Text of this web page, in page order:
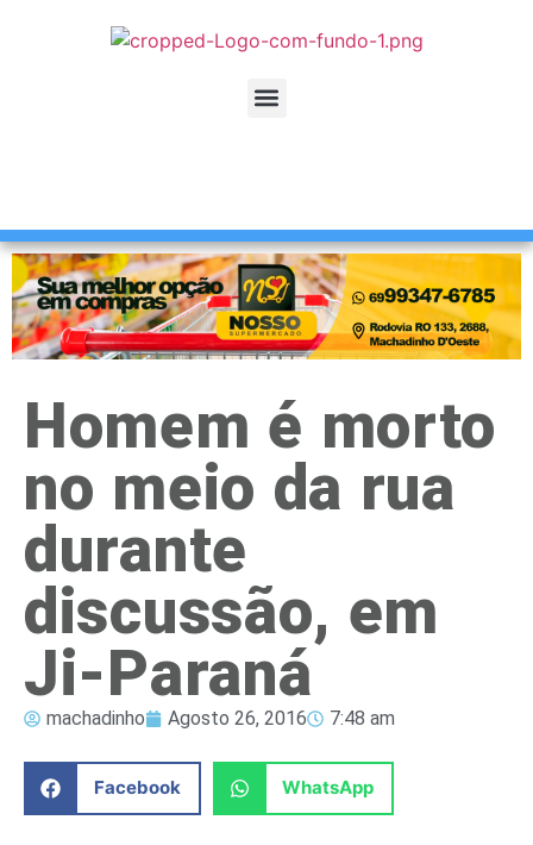
Homem é morto
no meio da rua
durante
discussão, em
Ji-Paraná
machadinho Agosto 26, 2016 7:48 am
Facebook WhatsApp